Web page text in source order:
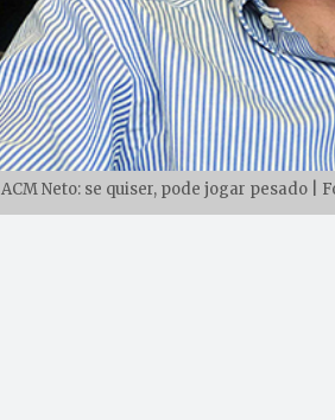
ACM Neto: se quiser, pode jogar pesado |